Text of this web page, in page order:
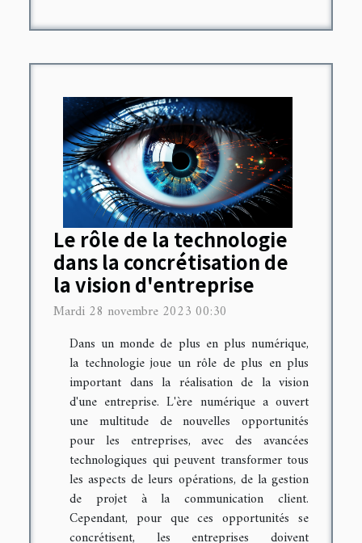
Le rôle de la technologie
dans la concrétisation de
la vision d'entreprise
Mardi 28 novembre 2023 00:30
Dans un monde de plus en plus numérique,
la technologie joue un rôle de plus en plus
important dans la réalisation de la vision
d'une entreprise. L'ère numérique a ouvert
une multitude de nouvelles opportunités
pour les entreprises, avec des avancées
technologiques qui peuvent transformer tous
les aspects de leurs opérations, de la gestion
de projet à la communication client.
Cependant, pour que ces opportunités se